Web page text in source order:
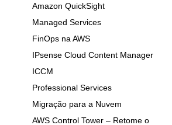
Amazon QuickSight
Managed Services
FinOps na AWS
IPsense Cloud Content Manager
ICCM
Professional Services
Migração para a Nuvem
AWS Control Tower – Retome o